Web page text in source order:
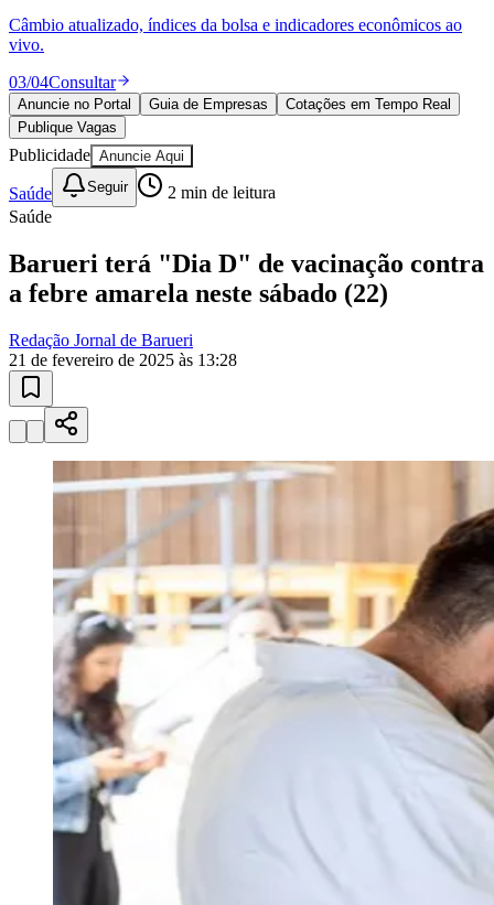
Vitória
04/04Publicar
Anuncie no Portal
Publique Vagas
Publicidade Anuncie Aqui
Saúde Seguir 2min de leitura
Saúde
Barueri terá "Dia D" de vacinação contra
Redação Jornal de Barueri